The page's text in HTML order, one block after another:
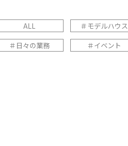
ALL ＃モデルハウス
＃日々の業務
＃イベント